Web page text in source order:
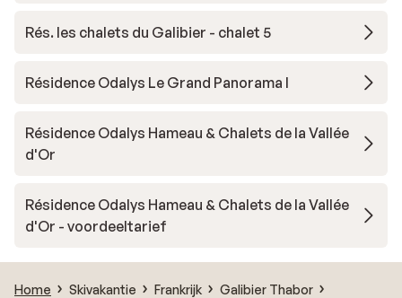
Rés. les chalets du Galibier - chalet 5
Résidence Odalys Le Grand Panorama I
Résidence Odalys Hameau & Chalets de la Vallée
d'Or
Résidence Odalys Hameau & Chalets de la Vallée
d'Or - voordeeltarief
Home Skivakantie Frankrijk
Galibier Thabor